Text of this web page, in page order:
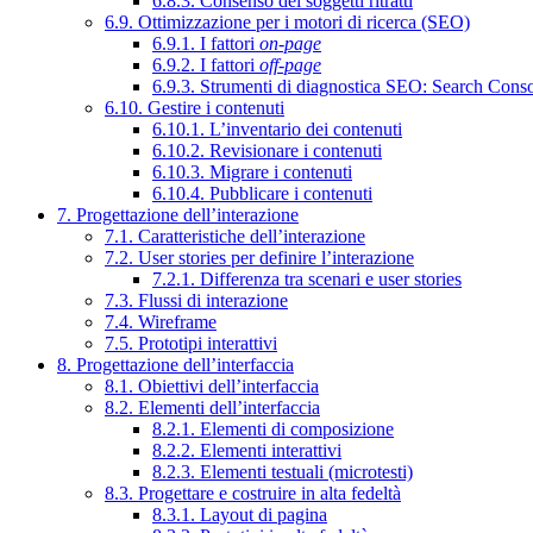
6.9. Ottimizzazione per i motori di ricerca (SEO)
6.9.1. I fattori on-page
6.9.2. I fattori off-page
6.9.3. Strumenti di diagnostica SEO: Search
6.10. Gestire i contenuti
6.10.1. L’inventario dei contenuti
6.10.2. Revisionare i contenuti
6.10.3. Migrare i contenuti
6.10.4. Pubblicare i contenuti
7. Progettazione dell’interazione
7.1. Caratteristiche dell’interazione
7.2. User stories per definire l’interazione
7.2.1. Differenza tra scenari e user stories
7.3. Flussi di interazione
7.4. Wireframe
7.5. Prototipi interattivi
8. Progettazione dell’interfaccia
8.1. Obiettivi dell’interfaccia
8.2. Elementi dell’interfaccia
8.2.1. Elementi di composizione
8.2.2. Elementi interattivi
8.2.3. Elementi testuali (microtesti)
8.3. Progettare e costruire in alta fedeltà
8.3.1. Layout di pagina